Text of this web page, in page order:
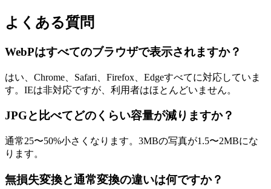
よくある質問
WebPはすべてのブラウザで表示されますか？
はい、Chrome、Safari、Firefox、Edgeすべてに対応していま
す。IEは非対応ですが、利用者はほとんどいません。
JPGと比べてどのくらい容量が減りますか？
通常25〜50%小さくなります。3MBの写真が1.5〜2MBにな
ります。
無損失変換と通常変換の違いは何ですか？